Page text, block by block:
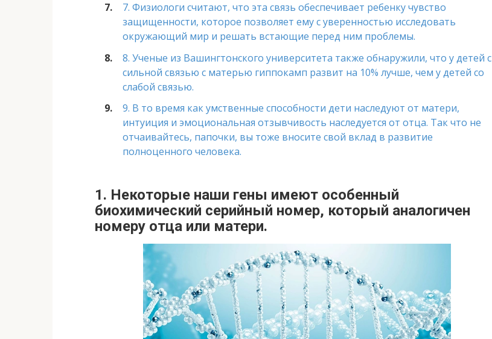
7. Физиологи считают, что эта связь обеспечивает ребенку чувство
защищенности, которое позволяет ему с уверенностью исследовать
окружающий мир и решать встающие перед ним проблемы.
8. Ученые из Вашингтонского университета также обнаружили, что у детей с
сильной связью с матерью гиппокамп развит на 10% лучше, чем у детей со
слабой связью.
9. В то время как умственные способности дети наследуют от матери,
интуиция и эмоциональная отзывчивость наследуется от отца. Так что не
отчаивайтесь, папочки, вы тоже вносите свой вклад в развитие
полноценного человека.
1. Некоторые наши гены имеют особенный
биохимический серийный номер, который аналогичен
номеру отца или матери.